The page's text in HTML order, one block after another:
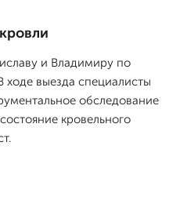
и Владимиру по
выезда специалисты
обследование
кровельного